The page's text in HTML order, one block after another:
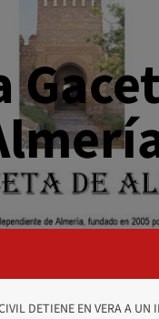
DETIENE EN VERA A UN